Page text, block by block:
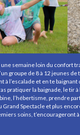
semaine loin du confort
groupe de 8 à 12 jeunes
à l’escalade et en te
pratiquer la baignade, le tir
l’hébertisme, prendre
Grand Spectacle et plus
soins, t’encourageront